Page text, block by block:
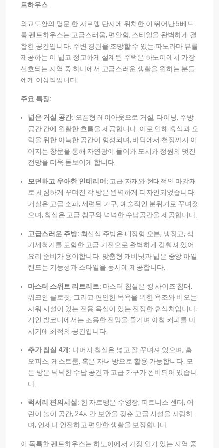
트하우스
외교도안의 명문 한 자르뎅 단지에 위치한 이 뛰어난 5베드
룸 펜트하우스는 고급스러움, 편안함, 스타일을 완벽하게 결
합한 공간입니다. 주변 경관을 조망할 수 있는 파노라마 뷰를
제공하는 이 넓고 정교하게 설계된 주택은 하노이에서 가장
선호되는 지역 중 하나에서 고급스러운 생활을 원하는 분들
에게 이상적입니다.
주요 특징:
넓은 거실 공간: 오픈형 레이아웃으로 거실, 다이닝, 주방
공간 간에 원활한 흐름을 제공합니다. 이로 인해 휴식과 오
락을 위한 아늑한 공간이 형성되며, 바닥에서 천장까지 이
어지는 창문을 통해 자연광이 들어와 도시와 정원의 멋진
전망을 더욱 돋보이게 합니다.
모던하고 우아한 인테리어: 고급 자재와 현대적인 마감재
로 세심하게 꾸며진 각 방은 완벽하게 디자인되었습니다.
거실은 고급 소파, 세련된 가구, 예술적인 분위기로 꾸며졌
으며, 침실은 고급 침구와 넉넉한 수납공간을 제공합니다.
고급스러운 주방: 최신식 주방은 내장형 오븐, 냉장고, 식
기세척기를 포함한 고급 가전으로 완벽하게 갖춰져 있어
요리 준비가 용이합니다. 맞춤형 캐비닛과 넓은 중앙 아일
랜드는 기능성과 스타일을 동시에 제공합니다.
마스터 스위트 리트리트: 마스터 침실은 킹 사이즈 침대,
워크인 클로짓, 그리고 편안한 목욕을 위한 욕조와 비오는
샤워 시설이 있는 전용 욕실이 있는 진정한 휴식처입니다.
개인 발코니에서는 조용한 전망을 즐기며 아침 커피를 마
시기에 최적의 공간입니다.
추가 침실 4개: 나머지 침실은 넓고 잘 꾸며져 있으며, 홈
오피스, 게스트룸, 혹은 자녀 방으로 활용 가능합니다. 모
든 방은 넉넉한 수납 공간과 고급 가구가 완비되어 있습니
다.
럭셔리 편의시설: 한 자르뎅은 수영장, 피트니스 센터, 어
린이 놀이 공간, 24시간 보안을 갖춘 고급 시설을 자랑하
며, 언제나 안전하고 편안한 생활을 보장합니다.
이 독특한 펜트하우스는 하노이에서 가장 인기 있는 지역 중